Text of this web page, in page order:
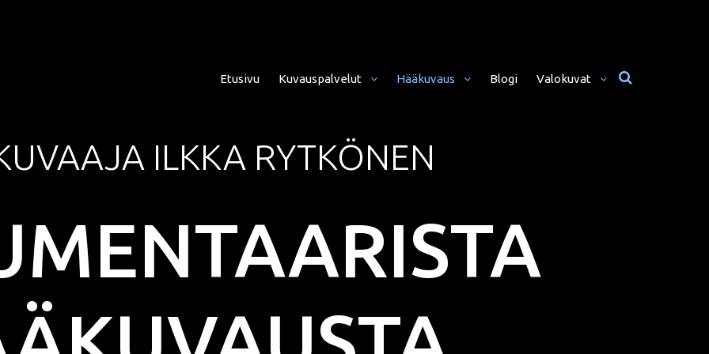
ILKKA RYTKÖNEN
Etusivu Kuvauspalvelut
Asuntokuvaus
Perhe- Ja Lapsikuvaus
Hautajaiskuvaus
Yrityskuvaus
Hääkuvaus
Aamusta Iltaan (12+ H)
Koko Päivä (8h)
Vihkiseremonia
Vihkiminen + Miljöömuotokuvaus
Blogi Valokuvat